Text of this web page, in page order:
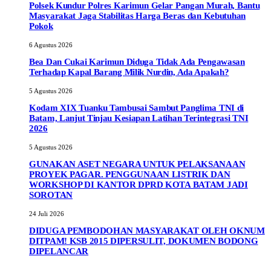
Polsek Kundur Polres Karimun Gelar Pangan Murah, Bantu
Masyarakat Jaga Stabilitas Harga Beras dan Kebutuhan
Pokok
6 Agustus 2026
Bea Dan Cukai Karimun Diduga Tidak Ada Pengawasan
Terhadap Kapal Barang Milik Nurdin, Ada Apakah?
5 Agustus 2026
Kodam XIX Tuanku Tambusai Sambut Panglima TNI di
Batam, Lanjut Tinjau Kesiapan Latihan Terintegrasi TNI
2026
5 Agustus 2026
GUNAKAN ASET NEGARA UNTUK PELAKSANAAN
PROYEK PAGAR. PENGGUNAAN LISTRIK DAN
WORKSHOP DI KANTOR DPRD KOTA BATAM JADI
SOROTAN
24 Juli 2026
DIDUGA PEMBODOHAN MASYARAKAT OLEH OKNUM
DITPAM! KSB 2015 DIPERSULIT, DOKUMEN BODONG
DIPELANCAR